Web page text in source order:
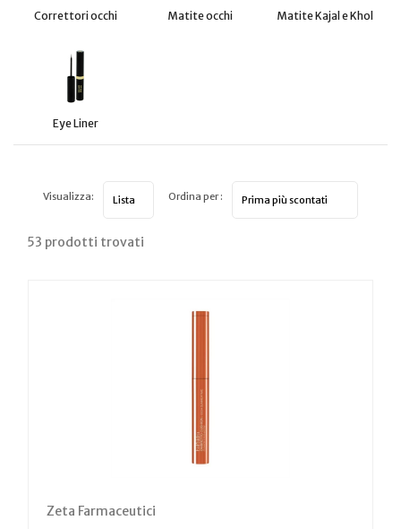
Correttori occhi Matite occhi Matite Kajal e Khol
Eye Liner
53 prodotti trovati
Visualizza: Ordina per :
Zeta Farmaceutici